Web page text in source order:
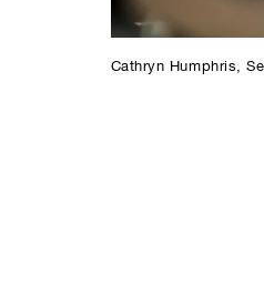
Cathryn Humphris,